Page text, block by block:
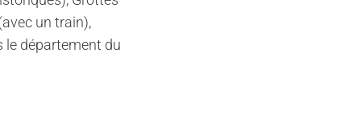
un train),
le département du